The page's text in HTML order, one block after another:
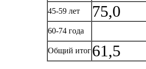
45-59 лет 75,0
60-74 года
Общий итог61,5